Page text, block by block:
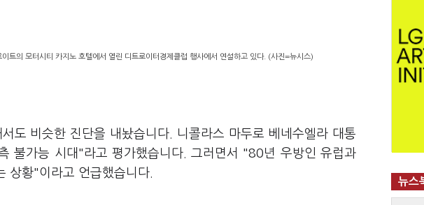
트의 모터시티 카지노 호텔에서 열린 디트로이터경제클럽 행사에서 연설하고 있다. (사진=뉴시스)
도 비슷한 진단을 내놨습니다. 니콜라스 마두로 베네수엘라 대통
불가능 시대"라고 평가했습니다. 그러면서 "80년 우방인 유럽과
상황"이라고 언급했습니다.
뉴스